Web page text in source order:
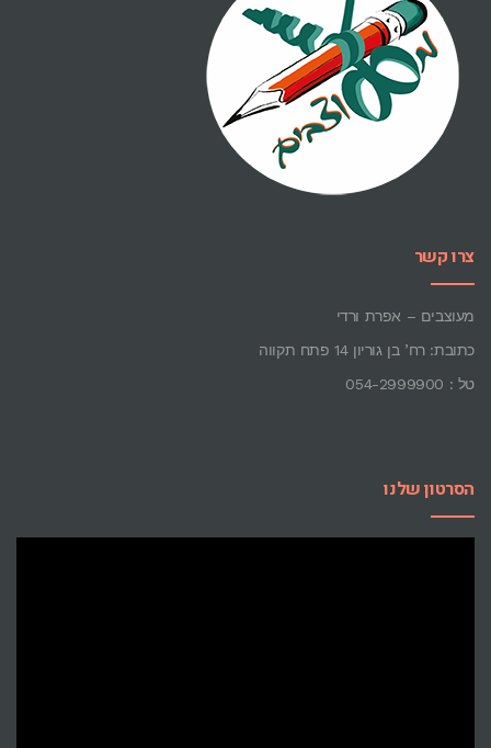
צרו קשר
מעוצבים – אפרת ורדי
כתובת: רח’ בן גוריון 14 פתח תקווה
טל : 054-2999900
הסרטון שלנו